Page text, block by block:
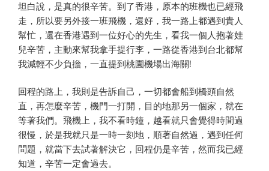
坦白說，是真的很辛苦。到了香港，原本的班機也已經飛
走，所以要另外接一班飛機，還好，我一路上都遇到貴人
幫忙，還在香港遇到一位好心的先生，看我一個人抱著娃
兒辛苦，主動來幫我拿手提行李，一路從香港到台北都幫
我減輕不少負擔，一直提到桃園機場出海關!
回程的路上，我則是告訴自己，一切都會船到橋頭自然
直，再怎麼辛苦，機門一打開，目的地那另一個家，就在
等著我們。飛機上，我不看時鐘，越看就只會覺得時間過
很慢，於是我就只是一時一刻地，順著自然過，遇到任何
問題，就當下去試著解決它，回程仍是辛苦，然而我已經
知道，辛苦一定會過去。